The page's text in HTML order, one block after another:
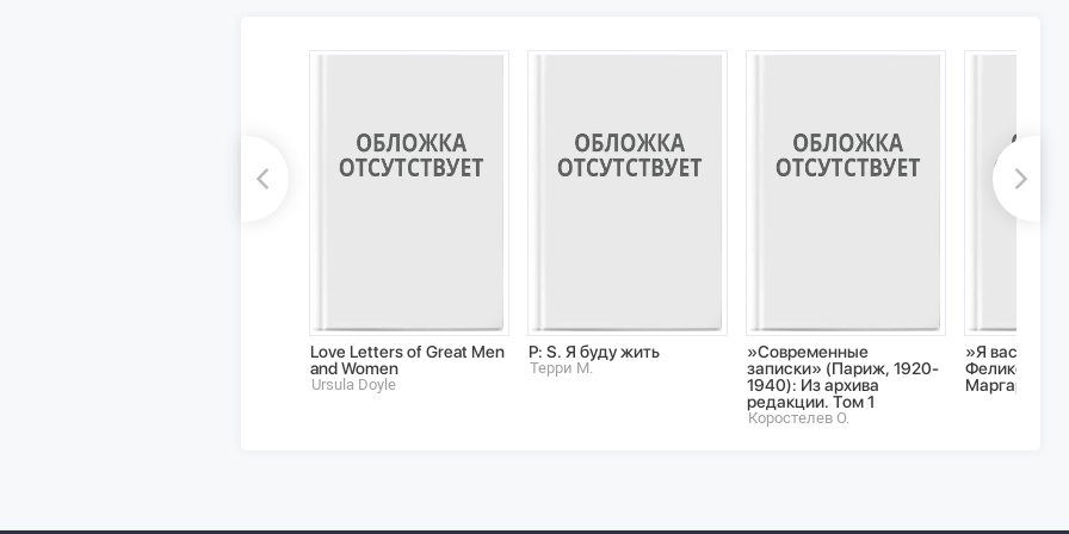
Love Letters of Great Men
and Women
Ursula Doyle
P: S. Я буду жить
Терри М.
»Современные
записки» (Париж, 1920-
1940): Из архива
редакции. Том 1
Коростелев О.
»Я вас
Феликса
Маргарите